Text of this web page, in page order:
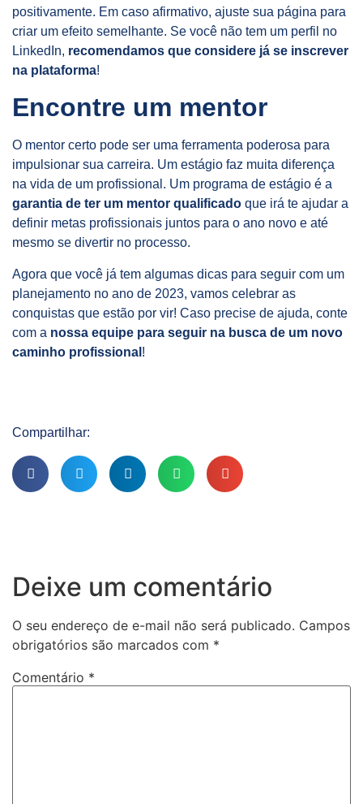
positivamente. Em caso afirmativo, ajuste sua página para
criar um efeito semelhante. Se você não tem um perfil no
LinkedIn, recomendamos que considere já se inscrever
na plataforma!
Encontre um mentor
O mentor certo pode ser uma ferramenta poderosa para
impulsionar sua carreira. Um estágio faz muita diferença
na vida de um profissional. Um programa de estágio é a
garantia de ter um mentor qualificado que irá te ajudar a
definir metas profissionais juntos para o ano novo e até
mesmo se divertir no processo.
Agora que você já tem algumas dicas para seguir com um
planejamento no ano de 2023, vamos celebrar as
conquistas que estão por vir! Caso precise de ajuda, conte
com a nossa equipe para seguir na busca de um novo
caminho profissional !
Compartilhar:
Deixe um comentário
O seu endereço de e-mail não será publicado. Campos
obrigatórios são marcados com *
Comentário *